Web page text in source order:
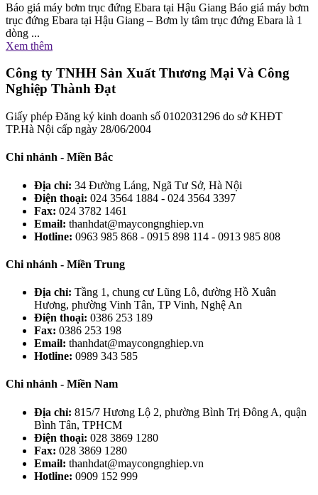
Báo giá máy bơm trục đứng Ebara tại Hậu Giang Báo giá máy bơm
trục đứng Ebara tại Hậu Giang – Bơm ly tâm trục đứng Ebara là 1
dòng ...
Xem thêm
Công ty TNHH Sản Xuất Thương Mại Và Công
Nghiệp Thành Đạt
Giấy phép Đăng ký kinh doanh số 0102031296 do sở KHĐT
TP.Hà Nội cấp ngày 28/06/2004
Chi nhánh - Miền Bắc
Địa chỉ: 34 Đường Láng, Ngã Tư Sở, Hà Nội
Điện thoại: 024 3564 1884 - 024 3564 3397
Fax: 024 3782 1461
Email: thanhdat@maycongnghiep.vn
Hotline: 0963 985 868 - 0915 898 114 - 0913 985 808
Chi nhánh - Miền Trung
Địa chỉ: Tầng 1, chung cư Lũng Lô, đường Hồ Xuân
Hương, phường Vinh Tân, TP Vinh, Nghệ An
Điện thoại: 0386 253 189
Fax: 0386 253 198
Email: thanhdat@maycongnghiep.vn
Hotline: 0989 343 585
Chi nhánh - Miền Nam
Địa chỉ: 815/7 Hương Lộ 2, phường Bình Trị Đông A, quận
Bình Tân, TPHCM
Điện thoại: 028 3869 1280
Fax: 028 3869 1280
Email: thanhdat@maycongnghiep.vn
Hotline: 0909 152 999